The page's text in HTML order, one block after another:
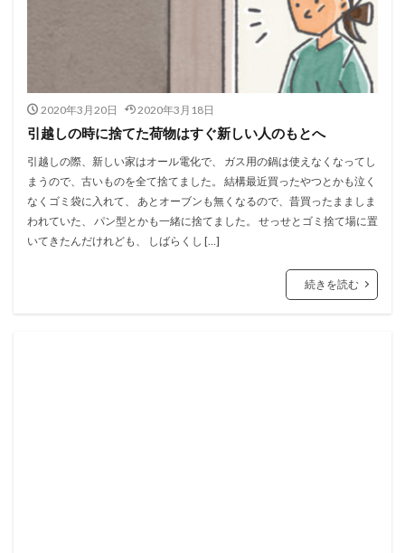
2020年3月20日 2020年3月18日
引越しの時に捨てた荷物はすぐ新しい人のもとへ
引越しの際、新しい家はオール電化で、 ガス用の鍋は使えなくなってし
まうので、古いものを全て捨てました。 結構最近買ったやつとかも泣く
なくゴミ袋に入れて、 あとオーブンも無くなるので、昔買ったまましま
われていた、 パン型とかも一緒に捨てました。 せっせとゴミ捨て場に置
いてきたんだけれども、 しばらくし […]
続きを読む